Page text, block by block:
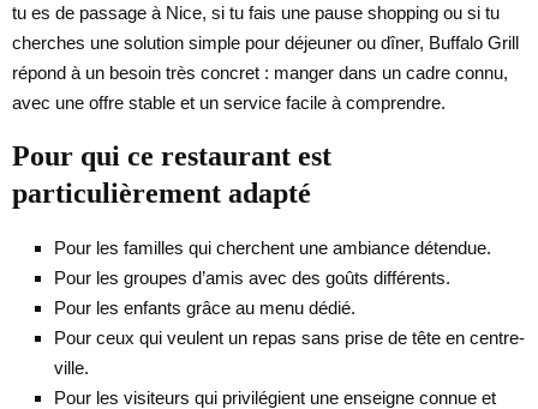
tu es de passage à Nice, si tu fais une pause shopping ou si tu
cherches une solution simple pour déjeuner ou dîner, Buffalo Grill
répond à un besoin très concret : manger dans un cadre connu,
avec une offre stable et un service facile à comprendre.
Pour qui ce restaurant est
particulièrement adapté
Pour les familles qui cherchent une ambiance détendue.
Pour les groupes d’amis avec des goûts différents.
Pour les enfants grâce au menu dédié.
Pour ceux qui veulent un repas sans prise de tête en centre-
ville.
Pour les visiteurs qui privilégient une enseigne connue et